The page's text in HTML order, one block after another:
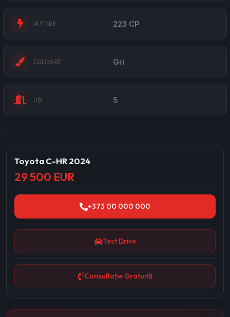
PUTERE: 223 CP
CULOARE: Gri
UȘI: 5
Toyota C-HR 2024
29 500 EUR
+373 00 000 000
Test Drive
Consultație Gratuită